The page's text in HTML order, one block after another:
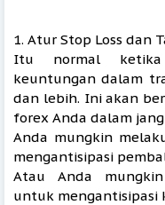
1. Atur Stop Loss dan
Itu normal ketika
keuntungan dalam
dan lebih. Ini akan
forex Anda dalam
Anda mungkin
mengantisipasi
Atau Anda
untuk mengantisipasi